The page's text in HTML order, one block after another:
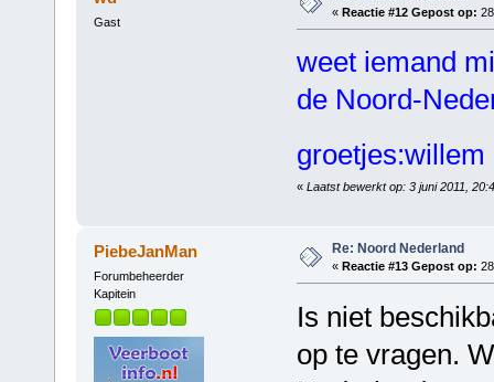
Gast
« Reactie #12 Gepost op:
weet iemand
de Noord-
« Laatst bewerkt op: 3 juni 2011,
PiebeJanMan
Forumbeheerder
Kapitein
Re: Noord Nederland
« Reactie #13 Gepost op:
Is niet
op te vragen.